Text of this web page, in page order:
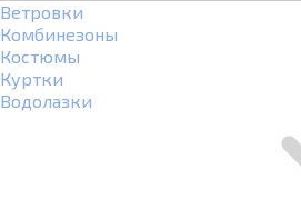
Ветровки
Комбинезоны
Костюмы
Куртки
Водолазки